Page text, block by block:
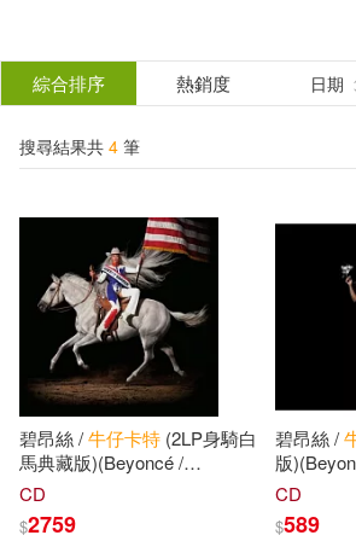
結
分類 (單選)
所有商品(6) 影音(4)
CD(4)
出版社 (可複選)
SONY MUSIC(3)
綜合排序 熱銷度 日期
搜尋結果共 4 筆
碧昂絲 /牛仔卡特 (2LP身騎白
馬典藏版)(Beyoncé /
COWBOY CARTER
CD
$2759
碧昂絲 /
版
CARTER
CD
$589